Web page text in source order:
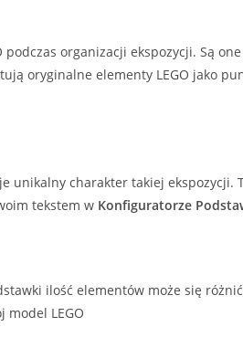
organizacji ekspozycji. Są
oryginalne elementy LEGO jako
unikalny charakter takiej ekspozycji.
tekstem w Konfiguratorze
ilość elementów może się
model LEGO